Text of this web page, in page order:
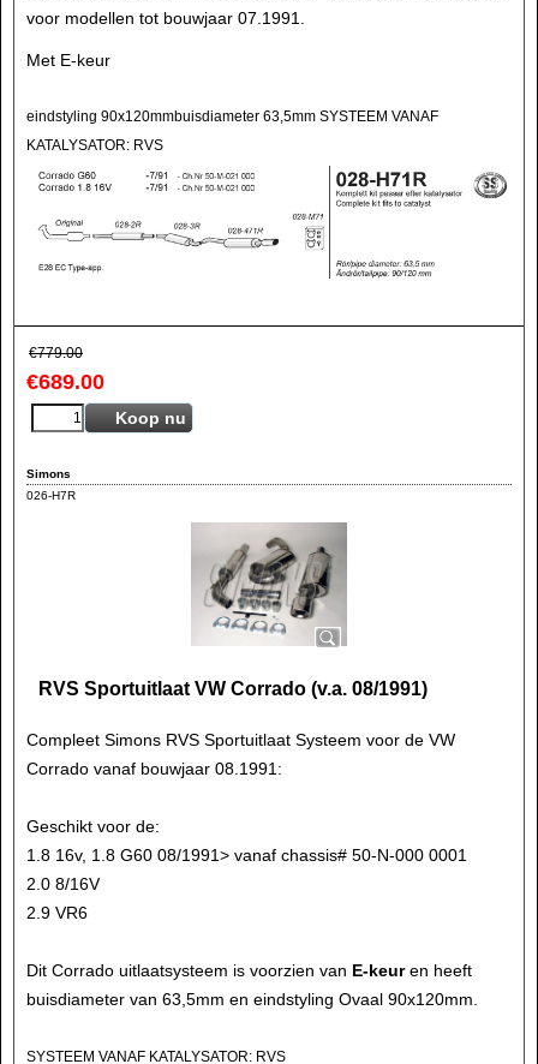
voor modellen tot bouwjaar 07.1991.
Met E-keur
eindstyling 90x120mmbuisdiameter 63,5mm SYSTEEM VANAF
KATALYSATOR: RVS
€779.00
€689.00
Koop nu
Simons
026-H7R
RVS Sportuitlaat VW Corrado (v.a. 08/1991)
Compleet Simons RVS Sportuitlaat Systeem voor de VW
Corrado vanaf bouwjaar 08.1991:
Geschikt voor de:
1.8 16v, 1.8 G60 08/1991> vanaf chassis# 50-N-000 0001
2.0 8/16V
2.9 VR6
Dit Corrado uitlaatsysteem is voorzien van E-keuren heeft
buisdiameter van 63,5mm en eindstyling Ovaal 90x120mm.
SYSTEEM VANAF KATALYSATOR: RVS